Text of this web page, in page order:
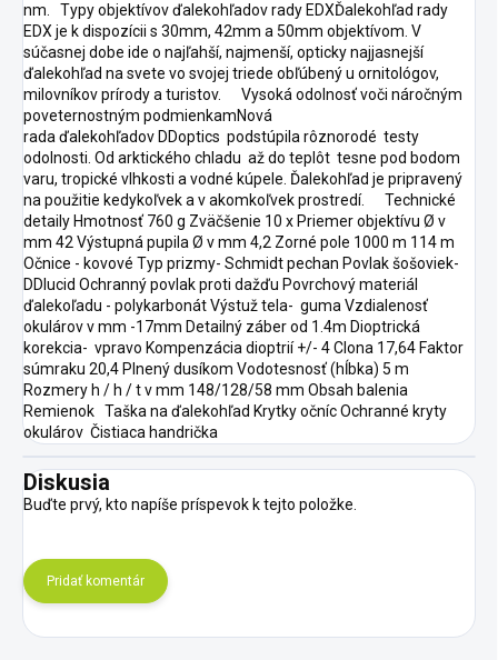
nm. Typy objektívov ďalekohľadov rady EDXĎalekohľad rady
EDX je k dispozícii s 30mm, 42mm a 50mm objektívom. V
súčasnej dobe ide o najľahší, najmenší, opticky najjasnejší
ďalekohľad na svete vo svojej triede obľúbený u ornitológov,
milovníkov prírody a turistov. Vysoká odolnosť voči náročným
poveternostným podmienkamNová
rada ďalekohľadov DDoptics podstúpila rôznorodé testy
odolnosti. Od arktického chladu až do teplôt tesne pod bodom
varu, tropické vlhkosti a vodné kúpele. Ďalekohľad je pripravený
na použitie kedykoľvek a v akomkoľvek prostredí. Technické
detaily Hmotnosť 760 g Zväčšenie 10 x Priemer objektívu Ø v
mm 42 Výstupná pupila Ø v mm 4,2 Zorné pole 1000 m 114 m
Očnice - kovové Typ prizmy- Schmidt pechan Povlak šošoviek-
DDlucid Ochranný povlak proti dažďu Povrchový materiál
ďalekoľadu - polykarbonát Výstuž tela- guma Vzdialenosť
okulárov v mm -17mm Detailný záber od 1.4m Dioptrická
korekcia- vpravo Kompenzácia dioptrií +/- 4 Clona 17,64 Faktor
súmraku 20,4 Plnený dusíkom Vodotesnosť (hĺbka) 5 m
Rozmery h / h / t v mm 148/128/58 mm Obsah balenia
Remienok Taška na ďalekohľad Krytky očníc Ochranné kryty
okulárov Čistiaca handrička
Diskusia
Buďte prvý, kto napíše príspevok k tejto položke.
Pridať komentár